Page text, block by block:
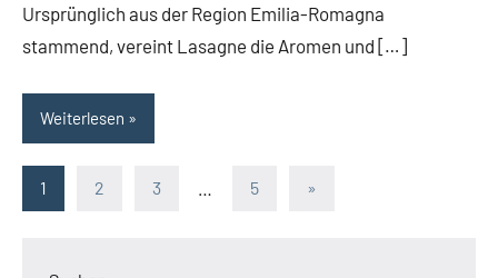
Ursprünglich aus der Region Emilia-Romagna
stammend, vereint Lasagne die Aromen und […]
Weiterlesen
Seitennummerierung
1 2 3 5
Nächste
»